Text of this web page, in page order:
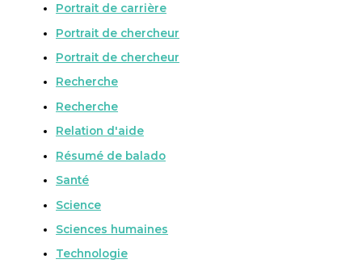
Portrait de carrière
Portrait de chercheur
Portrait de chercheur
Recherche
Recherche
Relation d'aide
Résumé de balado
Santé
Science
Sciences humaines
Technologie